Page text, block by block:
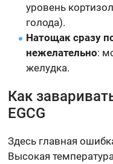
уровень
голода).
Натощак сразу
нежелательно:
желудка.
Как
EGCG
Здесь главная
Высокая